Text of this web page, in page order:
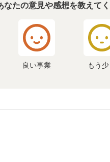
なたの意見や感想を教えてく
良い事業 もう少